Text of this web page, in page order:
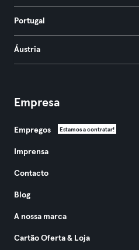
Portugal
Áustria
Empresa
Empregos Estamos a contratar!
Imprensa
Contacto
Blog
A nossa marca
Cartão Oferta & Loja